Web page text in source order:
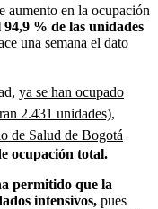
aumento en la ocupación
94,9 % de las unidades
una semana el dato
ya se han ocupado
2.431 unidades),
de Salud de Bogotá
ocupación total.
permitido que la
intensivos, pues